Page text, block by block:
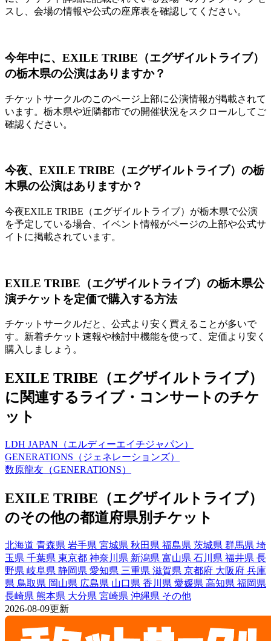
スし、会場の情報や公式の座席表を確認してください。
今年中に、EXILE TRIBE（エグザイルトライブ）
の栃木県の公演はありますか？
チケットサークルのこのページ上部に公演情報が掲載されて
います。栃木県や近隣都市での開催状況をスクロールしてご
確認ください。
今夜、EXILE TRIBE（エグザイルトライブ）の栃
木県の公演はありますか？
今夜EXILE TRIBE（エグザイルトライブ）が栃木県で公演
を予定している場合、イベント情報がページの上部や公式サ
イトに掲載されています。
EXILE TRIBE（エグザイルトライブ）の栃木県公
演チケットを定価で購入する方法
チケットサークルだと、公式より安く買えることが多いで
す。新着チケット速報や検討中機能を使って、定価より安く
購入しましょう。
EXILE TRIBE（エグザイルトライブ）
に関連するライブ・コンサートのチケ
ット
LDH JAPAN（エルディーエイチジャパン）
GENERATIONS（ジェネレーションズ）
数原龍友（GENERATIONS）
EXILE TRIBE（エグザイルトライブ）
のその他の都道府県別チケット
北海道 青森県 岩手県 宮城県 秋田県 福島県 茨城県 群馬県 埼
玉県 千葉県 東京都 神奈川県 新潟県 富山県 石川県 福井県 長
野県 岐阜県 静岡県 愛知県 三重県 滋賀県 京都府 大阪府 兵庫
県 鳥取県 岡山県 広島県 山口県 香川県 愛媛県 高知県 福岡県
長崎県 熊本県 大分県 宮崎県 沖縄県 その他
2026-08-09更新